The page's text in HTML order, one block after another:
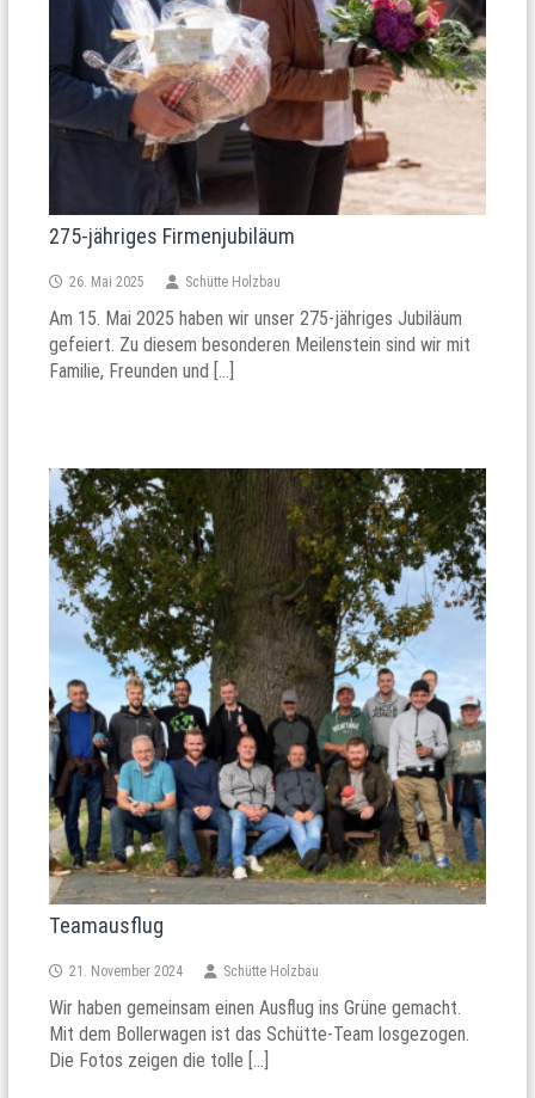
275-jähriges Firmenjubiläum
26. Mai 2025 Schütte Holzbau
Am 15. Mai 2025 haben wir unser 275-jähriges Jubiläum
gefeiert. Zu diesem besonderen Meilenstein sind wir mit
Familie, Freunden und […]
Teamausflug
21. November 2024 Schütte Holzbau
Wir haben gemeinsam einen Ausflug ins Grüne gemacht.
Mit dem Bollerwagen ist das Schütte-Team losgezogen.
Die Fotos zeigen die tolle […]